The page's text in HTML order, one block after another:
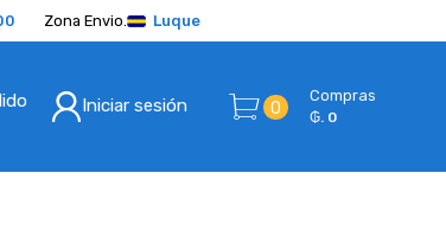
Zona Envio. Luque
Iniciar sesión 0
Compras
₲. 0